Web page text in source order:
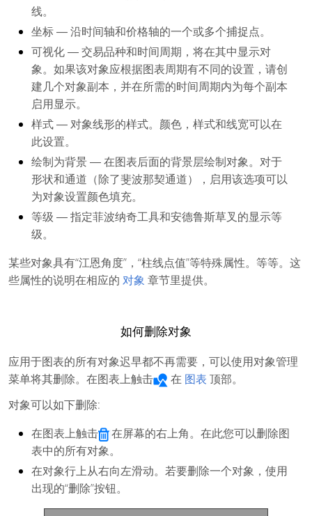
线。
坐标― 沿时间轴和价格轴的一个或多个捕捉点。
可视化― 交易品种和时间周期，将在其中显示对
象。如果该对象应根据图表周期有不同的设置，请创
建几个对象副本，并在所需的时间周期内为每个副本
启用显示。
样式― 对象线形的样式。颜色，样式和线宽可以在
此设置。
绘制为背景― 在图表后面的背景层绘制对象。对于
形状和通道（除了斐波那契通道），启用该选项可以
为对象设置颜色填充。
等级 ―指定菲波纳奇工具和安德鲁斯草叉的显示等
级。
某些对象具有“江恩角度”，“柱线点值”等特殊属性。等等。这
些属性的说明在相应的 对象 章节里提供。
如何删除对象
应用于图表的所有对象迟早都不再需要，可以使用对象管理
菜单将其删除。在图表上触击
在 图表 顶部。
对象可以如下删除:
在图表上触击
在屏幕的右上角。在此您可以删除图
表中的所有对象。
在对象行上从右向左滑动。若要删除一个对象，使用
出现的“删除”按钮。